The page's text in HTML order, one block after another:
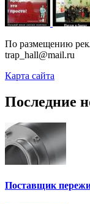
По размещению
trap_hall@mail.ru
Карта сайта
Последние
Поставщик